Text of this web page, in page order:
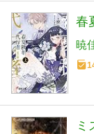
春
暁
ミ